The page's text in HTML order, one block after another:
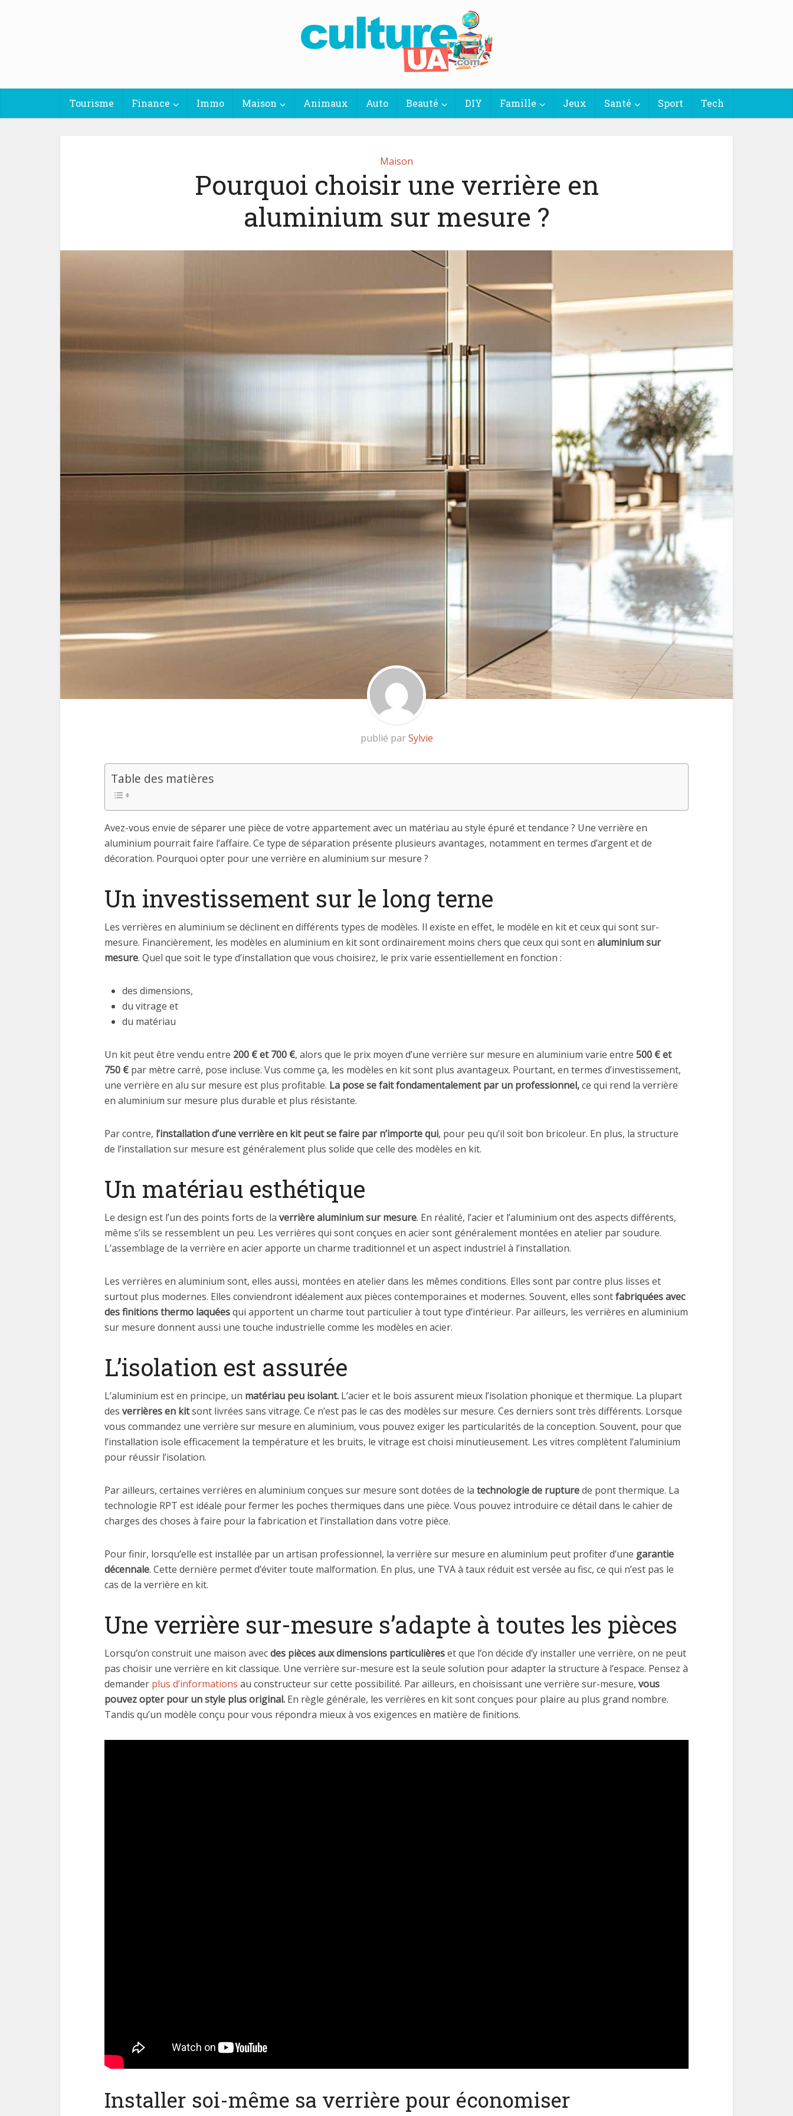
Tourisme Finance Immo Maison Animaux Auto Beauté DIY Famille Jeux Santé Sport Tech
Maison
Pourquoi choisir une verrière en
aluminium sur mesure ?
publié parSylvie
Table des matières
Avez-vous envie de séparer une pièce de votre appartement avec un matériau au style épuré et tendance ? Une verrière en
aluminium pourrait faire l’affaire. Ce type de séparation présente plusieurs avantages, notamment en termes d’argent et de
décoration. Pourquoi opter pour une verrière en aluminium sur mesure ?
Un investissement sur le long terne
Les verrières en aluminium se déclinent en différents types de modèles. Il existe en effet, le modèle en kit et ceux qui sont sur-
mesure. Financièrement, les modèles en aluminium en kit sont ordinairement moins chers que ceux qui sont en aluminium sur
mesure. Quel que soit le type d’installation que vous choisirez, le prix varie essentiellement en fonction :
des dimensions,
du vitrage et
du matériau
Un kit peut être vendu entre 200 € et 700 €, alors que le prix moyen d’une verrière sur mesure en aluminium varie entre 500 € et
750 € par mètre carré, pose incluse. Vus comme ça, les modèles en kit sont plus avantageux. Pourtant, en termes d’investissement,
une verrière en alu sur mesure est plus profitable. La pose se fait fondamentalement par un professionnel,ce qui rend la verrière
en aluminium sur mesure plus durable et plus résistante.
Par contre, l’installation d’une verrière en kit peut se faire par n’importe qui, pour peu qu’il soit bon bricoleur. En plus, la structure
de l’installation sur mesure est généralement plus solide que celle des modèles en kit.
Un matériau esthétique
Le design est l’un des points forts de la verrière aluminium sur mesure. En réalité, l’acier et l’aluminium ont des aspects différents,
même s’ils se ressemblent un peu. Les verrières qui sont conçues en acier sont généralement montées en atelier par soudure.
L’assemblage de la verrière en acier apporte un charme traditionnel et un aspect industriel à l’installation.
Les verrières en aluminium sont, elles aussi, montées en atelier dans les mêmes conditions. Elles sont par contre plus lisses et
surtout plus modernes. Elles conviendront idéalement aux pièces contemporaines et modernes. Souvent, elles sontfabriquées avec
des finitions thermo laquéesqui apportent un charme tout particulier à tout type d’intérieur. Par ailleurs, les verrières en aluminium
sur mesure donnent aussi une touche industrielle comme les modèles en acier.
L’isolation est assurée
L’aluminium est en principe, un matériau peu isolant. L’acier et le bois assurent mieux l’isolation phonique et thermique. La plupart
des verrières en kitsont livrées sans vitrage. Ce n’est pas le cas des modèles sur mesure. Ces derniers sont très différents. Lorsque
vous commandez une verrière sur mesure en aluminium, vous pouvez exiger les particularités de la conception. Souvent, pour que
l’installation isole efficacement la température et les bruits, le vitrage est choisi minutieusement. Les vitres complètent l’aluminium
pour réussir l’isolation.
Par ailleurs, certaines verrières en aluminium conçues sur mesure sont dotées de la technologie de rupturede pont thermique. La
technologie RPT est idéale pour fermer les poches thermiques dans une pièce. Vous pouvez introduire ce détail dans le cahier de
charges des choses à faire pour la fabrication et l’installation dans votre pièce.
Pour finir, lorsqu’elle est installée par un artisan professionnel, la verrière sur mesure en aluminium peut profiter d’une garantie
décennale. Cette dernière permet d’éviter toute malformation. En plus, une TVA à taux réduit est versée au fisc, ce qui n’est pas le
cas de la verrière en kit.
Une verrière sur-mesure s’adapte à toutes les pièces
Lorsqu’on construit une maison avecdes pièces aux dimensions particulièreset que l’on décide d’y installer une verrière, on ne peut
pas choisir une verrière en kit classique. Une verrière sur-mesure est la seule solution pour adapter la structure à l’espace. Pensez à
demander plus d’informations au constructeur sur cette possibilité. Par ailleurs, en choisissant une verrière sur-mesure, vous
pouvez opter pour un style plus original. En règle générale, les verrières en kit sont conçues pour plaire au plus grand nombre.
Tandis qu’un modèle conçu pour vous répondra mieux à vos exigences en matière de finitions.
Installer soi-même sa verrière pour économiser